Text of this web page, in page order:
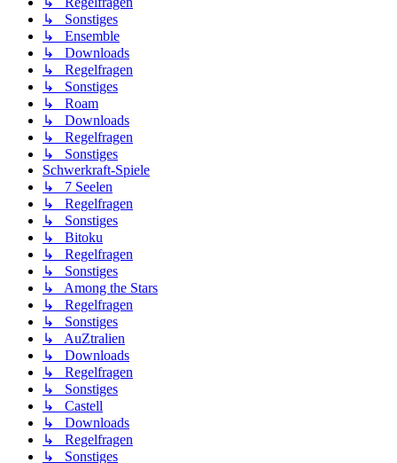
↳ Sonstiges
↳ Ensemble
↳ Downloads
↳ Regelfragen
↳ Sonstiges
↳ Roam
↳ Downloads
↳ Regelfragen
↳ Sonstiges
Schwerkraft-Spiele
↳ 7 Seelen
↳ Regelfragen
↳ Sonstiges
↳ Bitoku
↳ Regelfragen
↳ Sonstiges
↳ Among the Stars
↳ Regelfragen
↳ Sonstiges
↳ AuZtralien
↳ Downloads
↳ Regelfragen
↳ Sonstiges
↳ Castell
↳ Downloads
↳ Regelfragen
↳ Sonstiges